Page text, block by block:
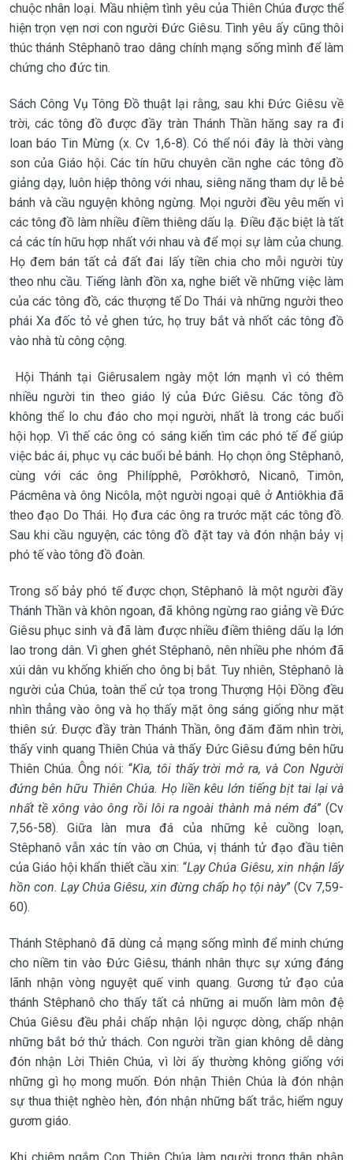
chuộc nhân loại. Mầu nhiệm tình yêu của Thiên Chúa được thể
hiện trọn vẹn nơi con người Đức Giêsu. Tình yêu ấy cũng thôi
thúc thánh Stêphanô trao dâng chính mạng sống mình để làm
chứng cho đức tin.
Sách Công Vụ Tông Ðồ thuật lại rằng, sau khi Đức Giêsu về
trời, các tông đồ được đầy tràn Thánh Thần hăng say ra đi
loan báo Tin Mừng (x. Cv 1,6-8). Có thể nói đây là thời vàng
son của Giáo hội. Các tín hữu chuyên cần nghe các tông đồ
giảng dạy, luôn hiệp thông với nhau, siêng năng tham dự lễ bẻ
bánh và cầu nguyện không ngừng. Mọi người đều yêu mến vì
các tông đồ làm nhiều điềm thiêng dấu lạ. Điều đặc biệt là tất
cả các tín hữu hợp nhất với nhau và để mọi sự làm của chung.
Họ đem bán tất cả đất đai lấy tiền chia cho mỗi người tùy
theo nhu cầu. Tiếng lành đồn xa, nghe biết về những việc làm
của các tông đồ, các thượng tế Do Thái và những người theo
phái Xa đốc tỏ vẻ ghen tức, họ truy bắt và nhốt các tông đồ
vào nhà tù công cộng.
Hội Thánh tại Giêrusalem ngày một lớn mạnh vì có thêm
nhiều người tin theo giáo lý của Đức Giêsu. Các tông đồ
không thể lo chu đáo cho mọi người, nhất là trong các buổi
hội họp. Vì thế các ông có sáng kiến tìm các phó tế để giúp
việc bác ái, phục vụ các buổi bẻ bánh. Họ chọn ông Stêphanô,
cùng với các ông Philípphê, Pơrôkhơrô, Nicanô, Timôn,
Pácmêna và ông Nicôla, một người ngoại quê ở Antiôkhia đã
theo đạo Do Thái. Họ đưa các ông ra trước mặt các tông đồ.
Sau khi cầu nguyện, các tông đồ đặt tay và đón nhận bảy vị
phó tế vào tông đồ đoàn.
Trong số bảy phó tế được chọn, Stêphanô là một người đầy
Thánh Thần và khôn ngoan, đã không ngừng rao giảng về Ðức
Giêsu phục sinh và đã làm được nhiều điềm thiêng dấu lạ lớn
lao trong dân. Vì ghen ghét Stêphanô, nên nhiều phe nhóm đã
xúi dân vu khống khiến cho ông bị bắt. Tuy nhiên, Stêphanô là
người của Chúa, toàn thể cử tọa trong Thượng Hội Ðồng đều
nhìn thẳng vào ông và họ thấy mặt ông sáng giống như mặt
thiên sứ. Ðược đầy tràn Thánh Thần, ông đăm đăm nhìn trời,
thấy vinh quang Thiên Chúa và thấy Ðức Giêsu đứng bên hữu
Thiên Chúa. Ông nói: “Kìa, tôi thấy trời mở ra, và Con Người
đứng bên hữu Thiên Chúa. Họ liền kêu lớn tiếng bịt tai lại và
nhất tề xông vào ông rồi lôi ra ngoài thành mà ném đá” (Cv
7,56-58). Giữa làn mưa đá của những kẻ cuồng loạn,
Stêphanô vẫn xác tín vào ơn Chúa, vị thánh tử đạo đầu tiên
của Giáo hội khẩn thiết cầu xin: “Lạy Chúa Giêsu, xin nhận lấy
hồn con. Lạy Chúa Giêsu, xin đừng chấp họ tội này” (Cv 7,59-
60).
Thánh Stêphanô đã dùng cả mạng sống mình để minh chứng
cho niềm tin vào Đức Giêsu, thánh nhân thực sự xứng đáng
lãnh nhận vòng nguyệt quế vinh quang. Gương tử đạo của
thánh Stêphanô cho thấy tất cả những ai muốn làm môn đệ
Chúa Giêsu đều phải chấp nhận lội ngược dòng, chấp nhận
những bắt bớ thử thách. Con người trần gian không dễ dàng
đón nhận Lời Thiên Chúa, vì lời ấy thường không giống với
những gì họ mong muốn. Đón nhận Thiên Chúa là đón nhận
sự thua thiệt nghèo hèn, đón nhận những bất trắc, hiểm nguy
gươm giáo.
Khi chiêm ngắm Con Thiên Chúa làm người trong thân phận